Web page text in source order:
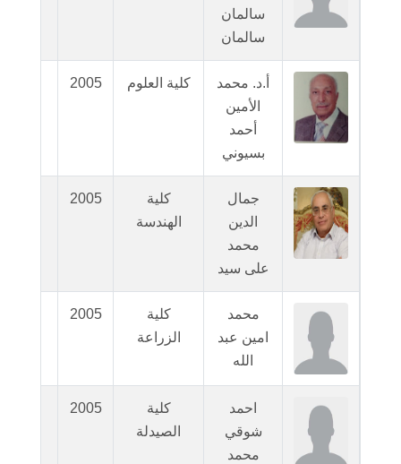
سالمان
سالمان
أ.د. محمد
الأمين
أحمد
بسيوني
كلية العلوم 2005
جمال
الدين
محمد
على سيد
كلية
الهندسة
2005
محمد
امين عبد
الله
كلية
الزراعة
2005
احمد
شوقي
محمد
كلية
الصيدلة
2005